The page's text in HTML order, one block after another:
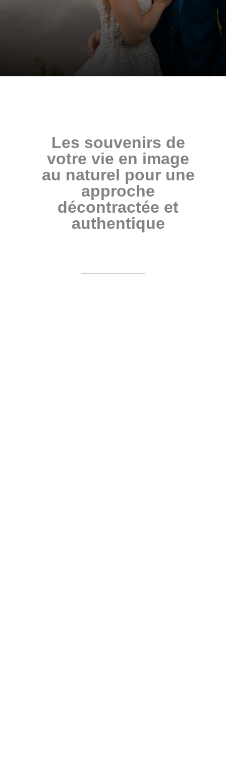
Les souvenirs de
votre vie en image
au naturel pour une
approche
décontractée et
authentique